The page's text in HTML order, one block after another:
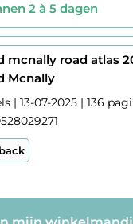
2 à 5 dagen
mcnally road atlas
Mcnally
| 13-07-2025 | 136